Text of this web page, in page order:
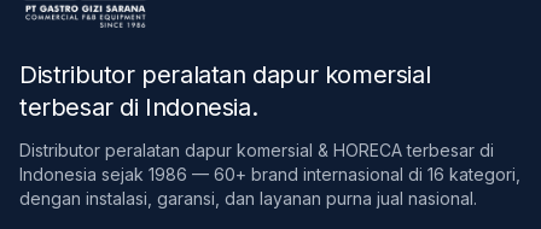
Distributor peralatan dapur komersial
terbesar di Indonesia.
Distributor peralatan dapur komersial & HORECA terbesar di
Indonesia sejak 1986 — 60+ brand internasional di 16 kategori,
dengan instalasi, garansi, dan layanan purna jual nasional.